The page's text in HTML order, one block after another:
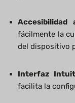
Accesibilidad
fácilmente la
del dispositivo
Interfaz
facilita la